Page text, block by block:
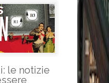
le notizie